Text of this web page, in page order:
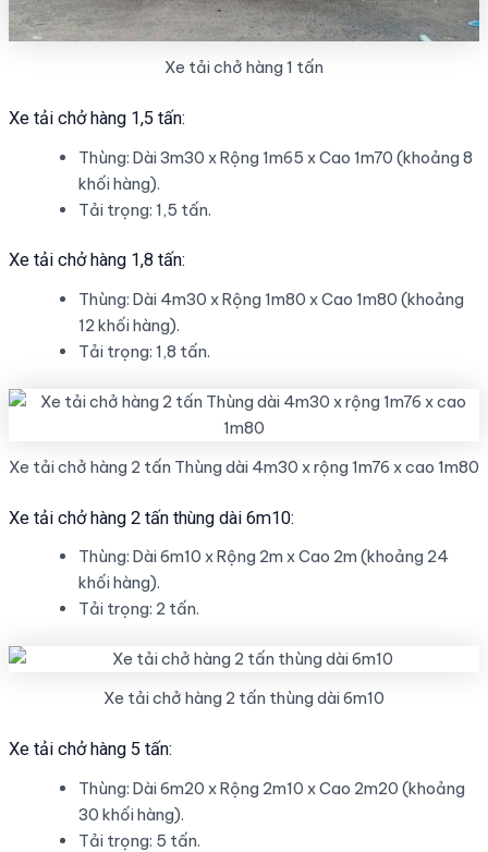
Xe tải chở hàng 1 tấn
Xe tải chở hàng 1,5 tấn:
Thùng: Dài 3m30 x Rộng 1m65 x Cao 1m70 (khoảng 8
khối hàng).
Tải trọng: 1,5 tấn.
Xe tải chở hàng 1,8 tấn:
Thùng: Dài 4m30 x Rộng 1m80 x Cao 1m80 (khoảng
12 khối hàng).
Tải trọng: 1,8 tấn.
Xe tải chở hàng 2 tấn Thùng dài 4m30 x rộng 1m76 x cao 1m80
Xe tải chở hàng 2 tấn thùng dài 6m10:
Thùng: Dài 6m10 x Rộng 2m x Cao 2m (khoảng 24
khối hàng).
Tải trọng: 2 tấn.
Xe tải chở hàng 2 tấn thùng dài 6m10
Xe tải chở hàng 5 tấn:
Thùng: Dài 6m20 x Rộng 2m10 x Cao 2m20 (khoảng
30 khối hàng).
Tải trọng: 5 tấn.